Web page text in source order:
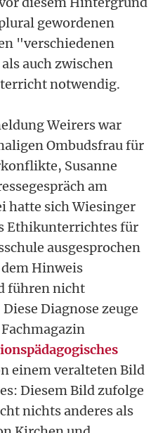
gewordenen
"verschiedenen
auch zwischen
notwendig.
Weirers war
Ombudsfrau für
Susanne
am
hatte sich Wiesinger
Ethikunterrichtes für
ausgesprochen
Hinweis
führen nicht
Diagnose zeuge
einem veralteten Bild
Diesem Bild zufolge
nichts anderes als